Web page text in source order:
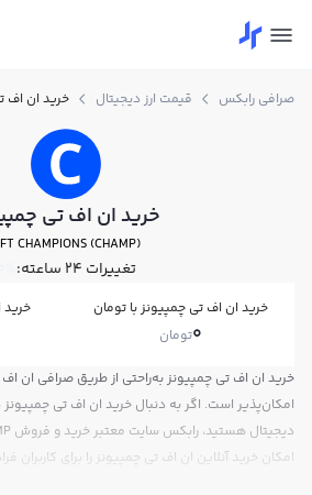
صرافی رابکس قیمت ارز دیجیتال خرید ان اف
خرید ان اف تی
CHAMPIONS (CHAMP)
تغییرات ۲۴ ساعته: 0%
خرید ان اف تی چمپیونز با تومان
0تومان
خرید
خرید ان اف تی چمپیونز به‌راحتی از طریق صرافی ان
امکان‌پذیر است. اگر به دنبال خرید ان اف تی چمپیونز
امکان خرید آنلاین ان اف تی چمپیونز را برای کاربران